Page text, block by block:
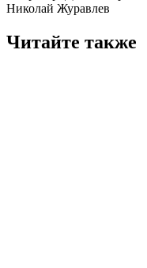
Николай Журавлев
Читайте также